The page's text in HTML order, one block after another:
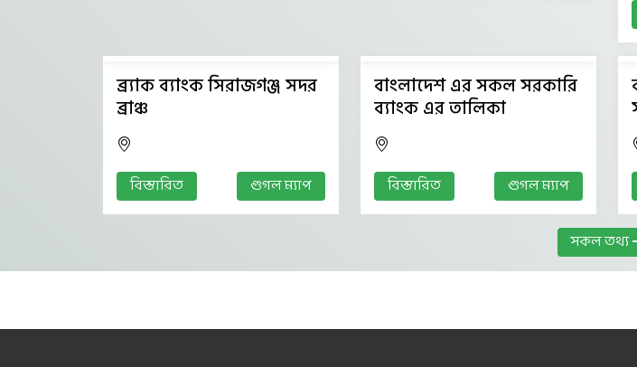
ব্র্যাক ব্যাংক সিরাজগঞ্জ সদর
ব্রাঞ্চ
বিস্তারিত গুগল ম্যাপ
বাংলাদেশ এর সকল সরকারি
ব্যাংক এর তালিকা
বিস্তারিত গুগল ম্যাপ
সকল তথ্য